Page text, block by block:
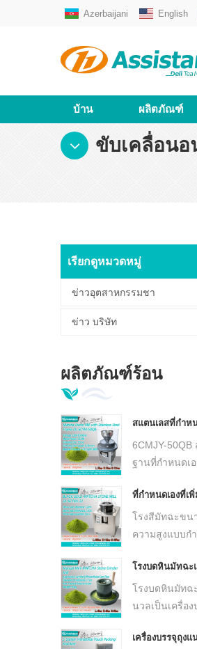
Azerbaijani English
บ้าน ผลิตภัณฑ์
ขับเคลื่อนอ
เรียกดูหมวดหมู่
ข่าวอุตสาหกรรมชา
ข่าว บริษัท
ผลิตภัณฑ์ร้อน
6CMJY-50QB
ฐานที่กำหนดเอ
แกรนิตธรรมช
เย็นความเร็วต่
หอมของชา ผลิ
รงสเตนเลสมีล้
สำหรับร้านน้ำ
ทดลอง และกา
โรงสีมัทฉะขน
ความสูงแบบก
แผ่นหินธรรม
30 ซม. การบ
ต่ำความเร็วต่ำ
≤15μm ตัวเครื่
โรงบดหินมัทฉ
นวลเป็นเครื่อ
ธรรมชาติ ออก